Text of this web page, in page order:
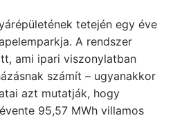
tetején egy éve
A rendszer
ami ipari viszonylatban
számít – ugyanakkor
azt mutatják, hogy
95,57 MWh villamos